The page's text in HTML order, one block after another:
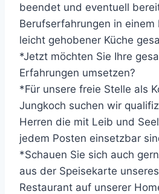
beendet und eventuell
Berufserfahrungen in einem
leicht gehobener Küche
*Jetzt möchten Sie Ihre
Erfahrungen umsetzen?
*Für unsere freie Stelle als
Jungkoch suchen wir
Herren die mit Leib und
jedem Posten einsetzbar
*Schauen Sie sich auch
aus der Speisekarte
Restaurant auf unserer